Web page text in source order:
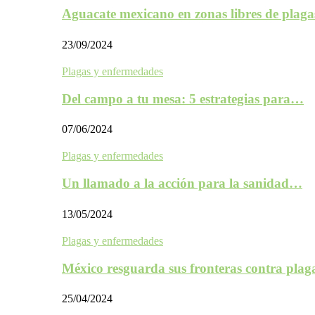
Aguacate mexicano en zonas libres de
23/09/2024
Plagas y enfermedades
Del campo a tu mesa: 5 estrategias para…
07/06/2024
Plagas y enfermedades
Un llamado a la acción para la sanidad…
13/05/2024
Plagas y enfermedades
México resguarda sus fronteras contra
25/04/2024